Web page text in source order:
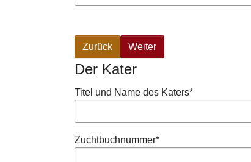
Zurück Weiter
Der Kater
Titel und Name des Katers*
Zuchtbuchnummer*